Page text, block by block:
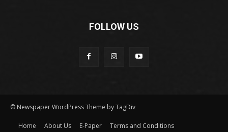
FOLLOW US
© Newspaper WordPress Theme by TagDiv
Home About Us E-Paper
Terms and Conditions